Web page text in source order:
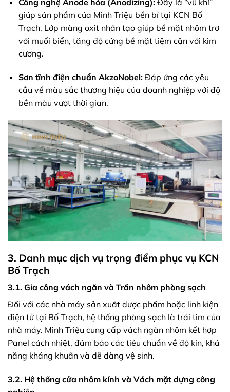
giúp sản phẩm của Minh Triệu bền bỉ tại KCN Bố
Trạch. Lớp màng oxit nhân tạo giúp bề mặt nhôm trơ
với muối biển, tăng độ cứng bề mặt tiệm cận với kim
cương.
Sơn tĩnh điện chuẩn AkzoNobel:Đáp ứng các yêu
cầu về màu sắc thương hiệu của doanh nghiệp với độ
bền màu vượt thời gian.
3. Danh mục dịch vụ trọng điểm phục vụ KCN
Bố Trạch
3.1. Gia công vách ngăn và Trần nhôm phòng sạch
Đối với các nhà máy sản xuất dược phẩm hoặc linh kiện
điện tử tại Bố Trạch, hệ thống phòng sạch là trái tim của
nhà máy. Minh Triệu cung cấp vách ngăn nhôm kết hợp
Panel cách nhiệt, đảm bảo các tiêu chuẩn về độ kín, khả
năng kháng khuẩn và dễ dàng vệ sinh.
3.2. Hệ thống cửa nhôm kính và Vách mặt dựng công